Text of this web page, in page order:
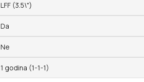
LFF (3.5\")
Da
Ne
1 godina (1-1-1)